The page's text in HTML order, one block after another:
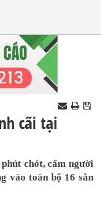
cãi tại
chót, cấm người
vào toàn bộ 16 sân